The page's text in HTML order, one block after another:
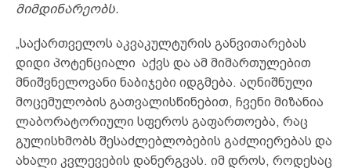
მიმდინარეობს.
„საქართველოს აკვაკულტურის განვითარებას
დიდი პოტენციალი აქვს და ამ მიმართულებით
მნიშვნელოვანი ნაბიჯები იდგმება. აღნიშნული
მოცემულობის გათვალისწინებით, ჩვენი მიზანია
ლაბორატორიული სფეროს გაფართოება, რაც
გულისხმობს შესაძლებლობების გაძლიერებას და
ახალი კვლევების დანერგვას. იმ დროს, როდესაც